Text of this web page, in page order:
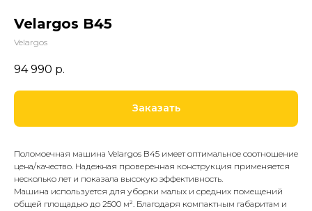
Velargos B45
Velargos
94 990 р.
Заказать
Поломоечная машина Velargos B45 имеет оптимальное соотношение
цена/качество. Надежная проверенная конструкция применяется
несколько лет и показала высокую эффективность.
Машина используется для уборки малых и средних помещений
общей площадью до 2500 м². Благодаря компактным габаритам и